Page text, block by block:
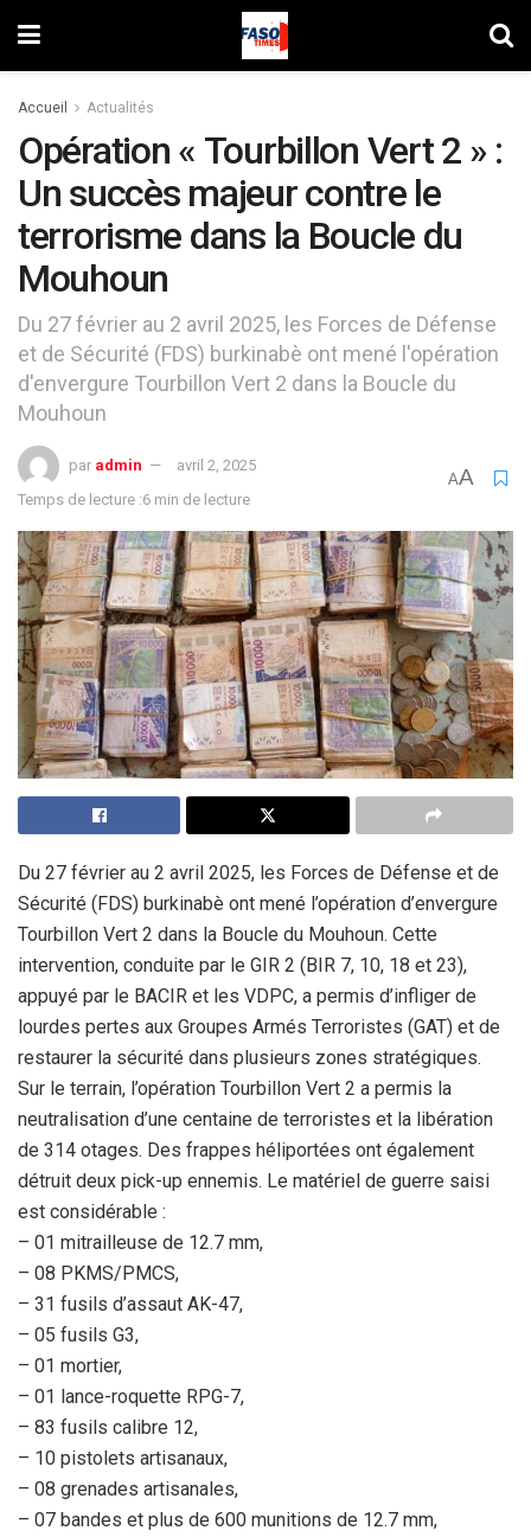
Accueil Actualités
Opération « Tourbillon Vert 2 » :
Un succès majeur contre le
terrorisme dans la Boucle du
Mouhoun
Du 27 février au 2 avril 2025, les Forces de Défense
et de Sécurité (FDS) burkinabè ont mené l'opération
d'envergure Tourbillon Vert 2 dans la Boucle du
Mouhoun
par admin
avril 2, 2025
Temps de lecture :6 min de lecture
AA
Du 27 février au 2 avril 2025, les Forces de Défense et de
Sécurité (FDS) burkinabè ont mené l’opération d’envergure
Tourbillon Vert 2 dans la Boucle du Mouhoun. Cette
intervention, conduite par le GIR 2 (BIR 7, 10, 18 et 23),
appuyé par le BACIR et les VDPC, a permis d’infliger de
lourdes pertes aux Groupes Armés Terroristes (GAT) et de
restaurer la sécurité dans plusieurs zones stratégiques.
Sur le terrain, l’opération Tourbillon Vert 2 a permis la
neutralisation d’une centaine de terroristes et la libération
de 314 otages. Des frappes héliportées ont également
détruit deux pick-up ennemis. Le matériel de guerre saisi
est considérable :
– 01 mitrailleuse de 12.7 mm,
– 08 PKMS/PMCS,
– 31 fusils d’assaut AK-47,
– 05 fusils G3,
– 01 mortier,
– 01 lance-roquette RPG-7,
– 83 fusils calibre 12,
– 10 pistolets artisanaux,
– 08 grenades artisanales,
– 07 bandes et plus de 600 munitions de 12.7 mm,